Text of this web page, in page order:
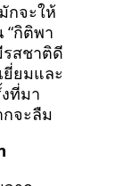
กจะให้
“กิติพา
รสชาติดี
ยี่ยมและ
ที่มา
จะลืม